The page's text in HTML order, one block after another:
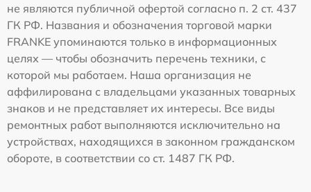
не являются публичной офертой согласно п. 2 ст. 437
ГК РФ. Названия и обозначения торговой марки
FRANKE упоминаются только в информационных
целях — чтобы обозначить перечень техники, с
которой мы работаем. Наша организация не
аффилирована с владельцами указанных товарных
знаков и не представляет их интересы. Все виды
ремонтных работ выполняются исключительно на
устройствах, находящихся в законном гражданском
обороте, в соответствии со ст. 1487 ГК РФ.